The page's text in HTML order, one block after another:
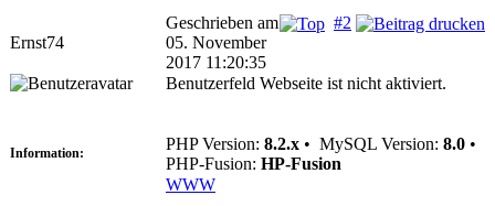
Ernst74
#2
Geschrieben am
05. November
2017 11:20:35
Benutzerfeld Webseite ist nicht aktiviert.
Information: PHP Version: 8.2.x • MySQL Version: 8.0 •
PHP-Fusion: HP-Fusion
WWW